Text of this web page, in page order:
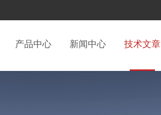
产品中心 新闻中心 技术文章